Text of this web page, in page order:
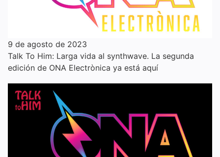
9 de agosto de 2023
Talk To Him: Larga vida al synthwave. La segunda
edición de ONA Electrònica ya está aquí